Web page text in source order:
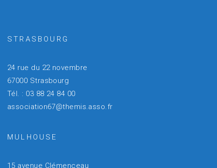
STRASBOURG
24 rue du 22 novembre
67000 Strasbourg
Tél. : 03 88 24 84 00
association67@themis.asso.fr
MULHOUSE
15 avenue Clémenceau